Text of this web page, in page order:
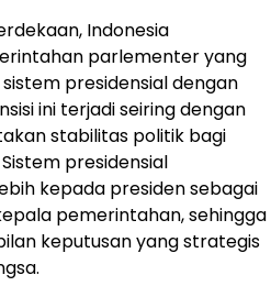
Indonesia
parlementer yang
presidensial dengan
ini terjadi seiring dengan
stabilitas politik bagi
presidensial
kepada presiden sebagai
pemerintahan, sehingga
keputusan yang strategis